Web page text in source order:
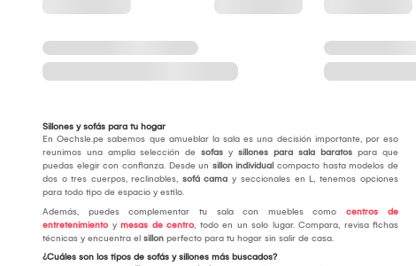
Sillones y sofás para tu hogar
En Oechsle.pe sabemos que amueblar la sala es una decisión importante, por eso
reunimos una amplia selección de sofas y sillones para sala baratos para que
puedas elegir con confianza. Desde un sillon individual compacto hasta modelos de
dos o tres cuerpos, reclinables, sofá cama y seccionales en L, tenemos opciones
para todo tipo de espacio y estilo.
Además, puedes complementar tu sala con muebles como centros de
entretenimiento y mesas de centro, todo en un solo lugar. Compara, revisa fichas
técnicas y encuentra el sillon perfecto para tu hogar sin salir de casa.
¿Cuáles son los tipos de sofás y sillones más buscados?